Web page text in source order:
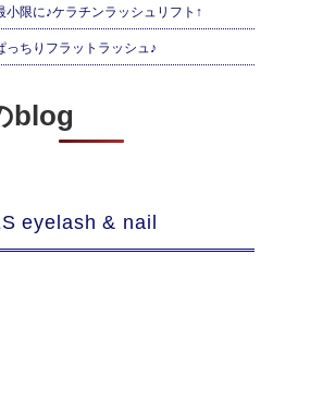
小限に♪ケラチンラッシュリフト↑
っちりフラットラッシュ♪
blog
eyelash & nail